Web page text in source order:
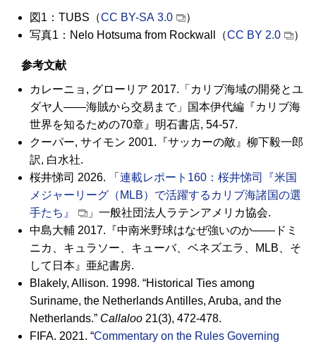
図1： TUBS （CC BY-SA 3.0
）
写真1： Nelo Hotsuma from Rockwall （CC BY 2.0 ）
参考文献
カレーニョ, グローリア 2017.「カリブ海域の開発とユ
ダヤ人――海賊から交易まで」国本伊代編『カリブ海
世界を知るための70章』明石書店, 54-57.
クーパー, サイモン 2001.『サッカーの敵』柳下毅一郎
訳, 白水社.
桜井悌司 2026. 「 連載レポート160：桜井悌司『米国
メジャーリーグ（ MLB）で活躍するカリブ海諸国の選
手たち』
」一般社団法人ラテンアメリカ協会.
中島大輔 2017.『中南米野球はなぜ強いのか――ドミ
ニカ、キュラソー、キューバ、ベネズエラ、
MLB 、そ
して日本』亜紀書房.
Blakely, Allison. 1998. “Historical Ties among
Suriname, the Netherlands Antilles, Aruba, and the
Netherlands.” Callaloo 21(3), 472-478.
FIFA. 2021. “Commentary on the Rules Governing